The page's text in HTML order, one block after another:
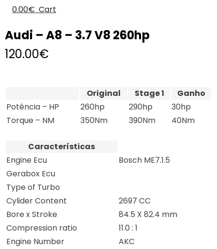
0.00€ Cart
Audi – A8 – 3.7 V8 260hp
120.00€
Original Stage 1
Ganho
Potência – HP
260hp 290hp
30hp
Torque – NM
350Nm 390Nm 40Nm
Características
Engine Ecu
Bosch ME7.1.5
Gerabox Ecu
Type of Turbo
Cylider Content
2697 CC
Bore x Stroke
84.5 X 82.4 mm
Compression ratio
11.0 : 1
Engine Number
AKC